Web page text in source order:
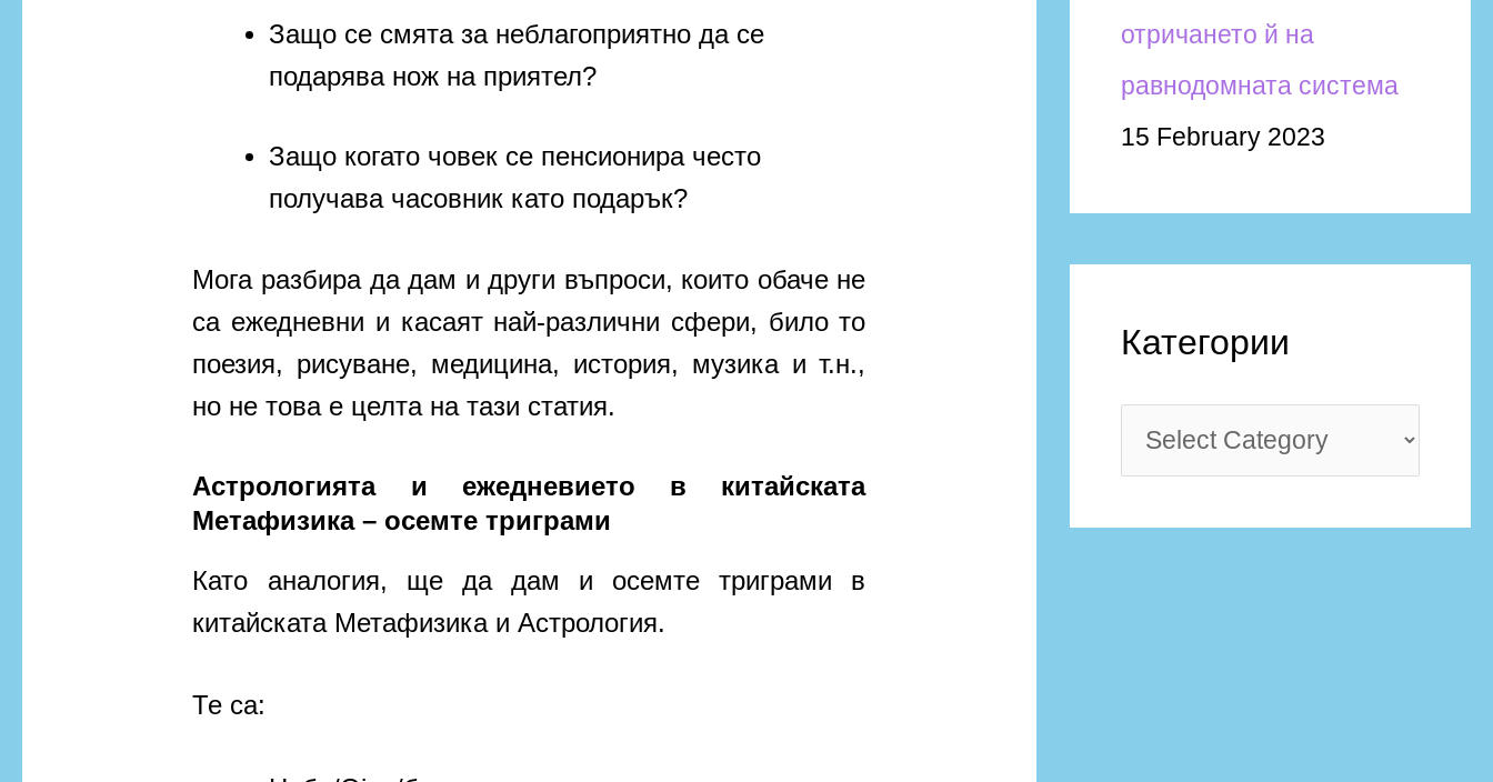
Защо се смята за неблагоприятно да се
подарява нож на приятел?
Защо когато човек се пенсионира често
получава часовник като подарък?
Мога разбира да дам и други въпроси, които обаче не
са ежедневни и касаят най-различни сфери, било то
поезия, рисуване, медицина, история, музика и т.н.,
но не това е целта на тази статия.
Астрологията и ежедневието в китайската
Метафизика – осемте триграми
Като аналогия, ще да дам и осемте триграми в
китайската Метафизика и Астрология.
Те са:
отричането й на
равнодомната система
15 February 2023
Категории